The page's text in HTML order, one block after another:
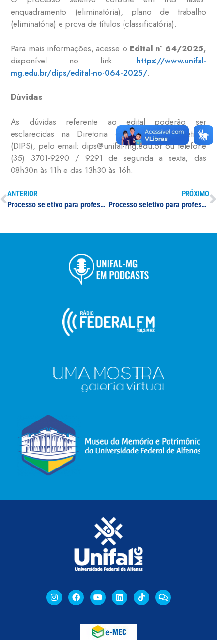
enquadramento (eliminatória), plano de trabalho
(eliminatória) e prova de títulos (classificatória).
Para mais informações, acesse o Edital nº 64/2025,
disponível no link: https://www.unifal-
mg.edu.br/dips/edital-no-064-2025/.
Dúvidas
As dúvidas referente ao edital poderão ser
esclarecidas na Diretoria de Processos Seletivos
(DIPS), pelo email: dips@unifal-mg.edu.br ou telefone
(35) 3701-9290 / 9291 de segunda a sexta, das
08h30n às 11h e das 13h30 às 16h.
ANTERIOR
Processo seletivo para professor(a) visitante e professor(a) visitante estrangeiro(a) na área de Ciências da Saúde
PRÓXIMO
Processo seletivo para professor(a) visitante e professor(a) visitante estrangeiro(a) na área de Ciências Biológicas II